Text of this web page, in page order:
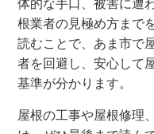
体的な手口、被害に遭
根業者の見極め方まで
読むことで、あま市で
者を回避し、安心して
基準が分かります。
屋根の工事や屋根修理